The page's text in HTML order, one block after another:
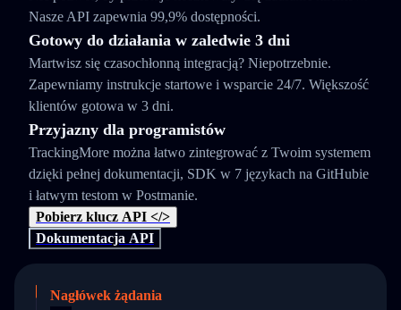
Nasze API zapewnia 99,9% dostępności.
Gotowy do działania w zaledwie 3 dni
Martwisz się czasochłonną integracją? Niepotrzebnie.
Zapewniamy instrukcje startowe i wsparcie 24/7. Większość
klientów gotowa w 3 dni.
Przyjazny dla programistów
TrackingMore można łatwo zintegrować z Twoim systemem
dzięki pełnej dokumentacji, SDK w 7 językach na GitHubie
i łatwym testom w Postmanie.
Pobierz klucz API </>
Dokumentacja API
Nagłówek żądania